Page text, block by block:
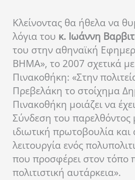
Κλείνοντας θα ήθελα να
λόγια του κ. Ιωάννη
του στην αθηναϊκή
ΒΗΜΑ», το 2007 σχετικά
Πινακοθήκη: «Στην
Πρεβελάκη το στοίχημα
Πινακοθήκη μοιάζει να
Σύνδεση του παρελθόντος
ιδιωτική πρωτοβουλία και
λειτουργία ενός
που προσφέρει στον τόπο
πολιτιστική αυτάρκεια».